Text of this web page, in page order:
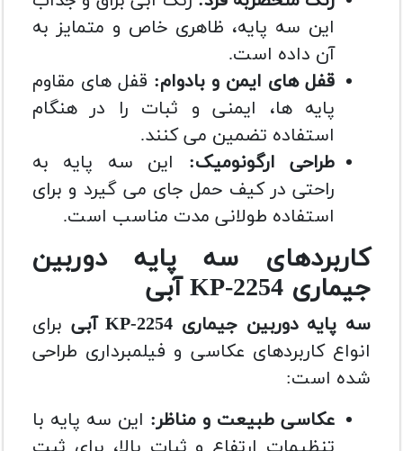
این سه پایه، ظاهری خاص و متمایز به
آن داده است.
قفل های ایمن و بادوام: قفل های مقاوم
پایه ها، ایمنی و ثبات را در هنگام
استفاده تضمین می کنند.
طراحی ارگونومیک: این سه پایه به
راحتی در کیف حمل جای می گیرد و برای
استفاده طولانی مدت مناسب است.
کاربردهای سه پایه دوربین
جیماری KP-2254 آبی
سه پایه دوربین جیماری KP-2254 آبی
برای
انواع کاربردهای عکاسی و فیلمبرداری طراحی
شده است:
عکاسی طبیعت و مناظر: این سه پایه با